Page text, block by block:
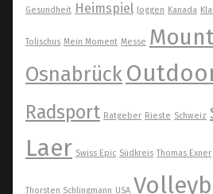
Gesundheit Heimspiel Joggen Kanada
Tolischus Mein Moment Messe
Osnabrück
Radsport Ratgeber Rieste Schweiz
Laer Swiss Epic Südkreis Thomas Exner
Thorsten Schlingmann USA